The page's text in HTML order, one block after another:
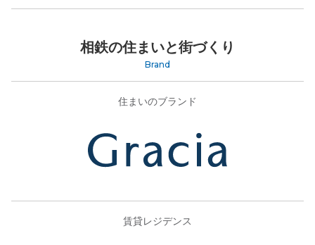
相鉄の住まいと街づくり
Brand
住まいのブランド
賃貸レジデンス